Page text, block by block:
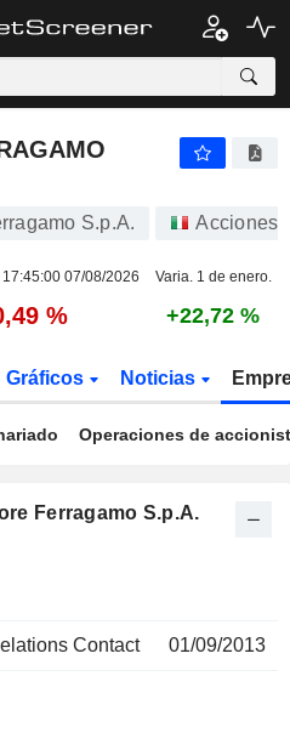
S.p.A. Acciones
17:45:00 07/08/2026 Varia. 1 de enero.
% +22,72 %
Gráficos Noticias
Operaciones de
Ferragamo S.p.A.
Contact 01/09/2013